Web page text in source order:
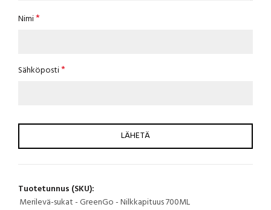
Nimi*
Sähköposti*
Tuotetunnus (SKU):
Merilevä-sukat - GreenGo - Nilkkapituus 700ML